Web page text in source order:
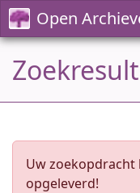
Open
Uw
opgeleverd!